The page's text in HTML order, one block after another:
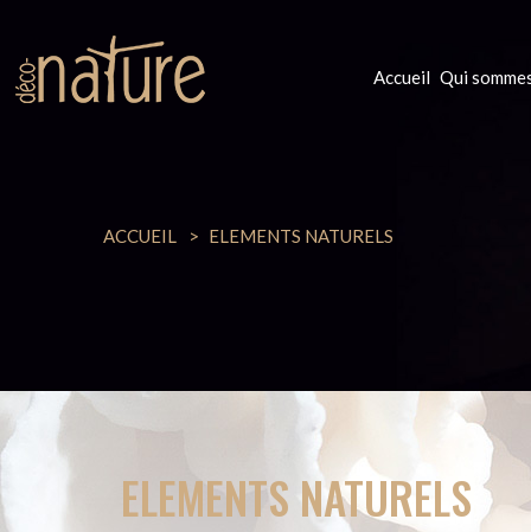
Accueil Qui
ACCUEIL ELEMENTS NATURELS
ELEMENTS NATURELS